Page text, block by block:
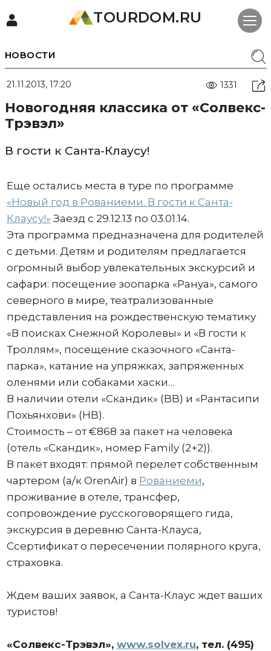
TOURDOM.RU
НОВОСТИ
21.11.2013, 17:20 1331
Новогодняя классика от «Солвекс-
Трэвэл»
В гости к Санта-Клаусу!
Еще остались места в туре по программе
«Новый год в Рованиеми. В гости к Санта-
Клаусу!» Заезд с 29.12.13 по 03.01.14.
Эта программа предназначена для родителей
с детьми. Детям и родителям предлагается
огромный выбор увлекательных экскурсий и
сафари: посещение зоопарка «Рануа», самого
северного в мире, театрализованные
представления на рождественскую тематику
«В поисках Снежной Королевы» и «В гости к
Троллям», посещение сказочного «Санта-
парка», катание на упряжках, запряженных
оленями или собаками хаски…
В наличии отели «Скандик» (BB) и «Рантасипи
Похьянхови» (HB).
Стоимость – от €868 за пакет на человека
(отель «Скандик», номер Family (2+2)).
В пакет входят: прямой перелет собственным
чартером (а/к OrenAir) в Рованиеми,
проживание в отеле, трансфер,
сопровождение русскоговорящего гида,
экскурсия в деревню Санта-Клауса,
Ссертификат о пересечении полярного круга,
страховка.
Ждем ваших заявок, а Санта-Клаус ждет ваших
туристов!
«Солвекс-Трэвэл», www.solvex.ru, тел. (495)